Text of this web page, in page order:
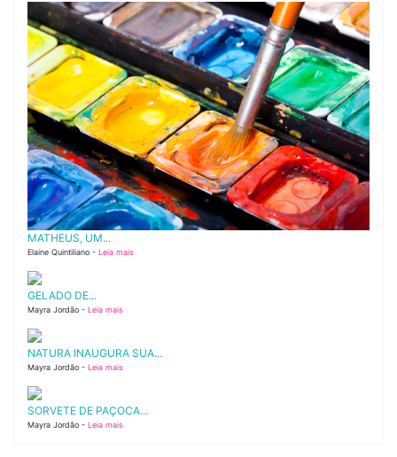
MATHEUS, UM...
Elaine Quintiliano - Leia mais
GELADO DE...
Mayra Jordão - Leia mais
NATURA INAUGURA SUA...
Mayra Jordão - Leia mais
SORVETE DE PAÇOCA...
Mayra Jordão - Leia mais